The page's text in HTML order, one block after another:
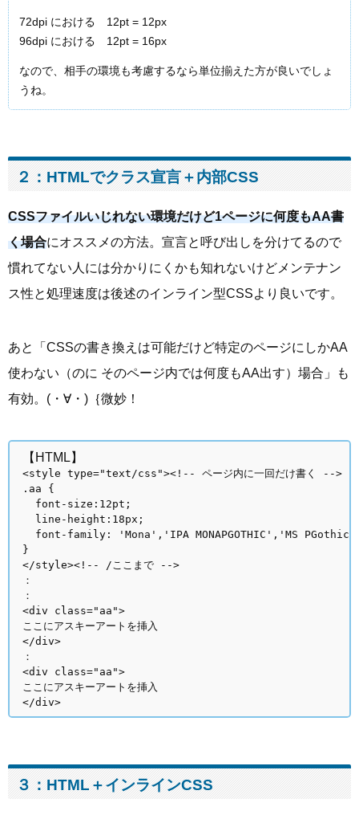
72dpi における 12pt = 12px
96dpi における 12pt = 16px
なので、相手の環境も考慮するなら単位揃えた方が良いでしょ
うね。
２：HTMLでクラス宣言＋内部CSS
CSSファイルいじれない環境だけど1ページに何度もAA書
く場合にオススメの方法。宣言と呼び出しを分けてるので
慣れてない人には分かりにくかも知れないけどメンテナン
ス性と処理速度は後述のインライン型CSSより良いです。
あと「CSSの書き換えは可能だけど特定のページにしかAA
使わない（のに そのページ内では何度もAA出す）場合」も
有効。(・∀・)｛微妙！
【HTML】
<style type="text/css"><!-- ページ内に一回だけ書く -->
.aa {
font-size:12pt;
line-height:18px;
font-family: 'Mona','IPA MONAPGOTHIC','MS
}
</style><!-- /ここまで -->
：
：
<div class="aa">
ここにアスキーアートを挿入
</div>
：
<div class="aa">
ここにアスキーアートを挿入
</div>
３：HTML＋インラインCSS